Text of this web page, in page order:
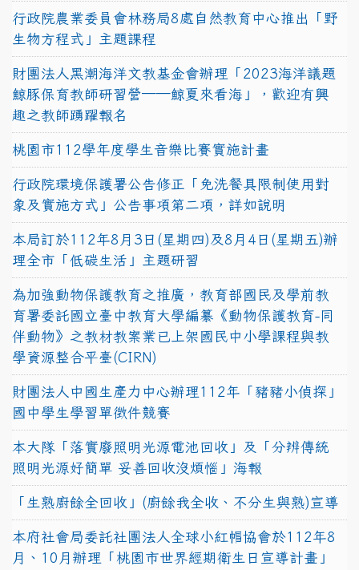
行政院農業委員會林務局8處自然教育中心推出「野
生物方程式」主題課程
財團法人黑潮海洋文教基金會辦理「2023海洋議題
鯨豚保育教師研習營──鯨夏來看海」，歡迎有興
趣之教師踴躍報名
桃園市112學年度學生音樂比賽實施計畫
行政院環境保護署公告修正「免洗餐具限制使用對
象及實施方式」公告事項第二項，詳如說明
本局訂於112年8月3日(星期四)及8月4日(星期五)辦
理全市「低碳生活」主題研習
為加強動物保護教育之推廣，教育部國民及學前教
育署委託國立臺中教育大學編纂《動物保護教育-同
伴動物》之教材教案業已上架國民中小學課程與教
學資源整合平臺(CIRN)
財團法人中國生產力中心辦理112年「豬豬小偵探」
國中學生學習單徵件競賽
本大隊「落實廢照明光源電池回收」及「分辨傳統
照明光源好簡單 妥善回收沒煩惱」海報
「生熟廚餘全回收」(廚餘我全收、不分生與熟)宣導
本府社會局委託社團法人全球小紅帽協會於112年8
月、10月辦理「桃園市世界經期衛生日宣導計畫」